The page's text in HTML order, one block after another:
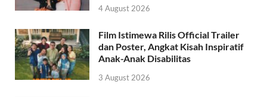
4 August 2026
Film Istimewa Rilis Official Trailer
dan Poster, Angkat Kisah Inspiratif
Anak-Anak Disabilitas
3 August 2026